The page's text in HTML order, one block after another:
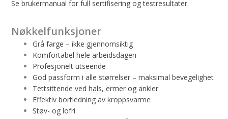
Se brukermanual for full sertifisering og testresultater.
Nøkkelfunksjoner
Grå farge – ikke gjennomsiktig
Komfortabel hele arbeidsdagen
Profesjonelt utseende
God passform i alle størrelser – maksimal bevegelighet
Tettsittende ved hals, ermer og ankler
Effektiv bortledning av kroppsvarme
Støv- og lofri